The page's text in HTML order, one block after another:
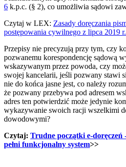
6 k.p.c. (§ 2), co umożliwia sądowi
Czytaj w LEX: Zasady doręczania
postępowania cywilnego z lipca 2019
Przepisy nie precyzują przy tym, czy
pozwanemu korespondencję sądową
wskazywanym przez powoda, czy
swojej kancelarii, jeśli pozwany stawi
nie do końca jasne jest, co należy
że pozwany przebywa pod adresem
adres ten potwierdzić może jedynie
wykazywanie swoich racji wszelkimi
dowodowymi?
Czytaj: Trudne początki e-doręczeń
pełni funkcjonalny system>>